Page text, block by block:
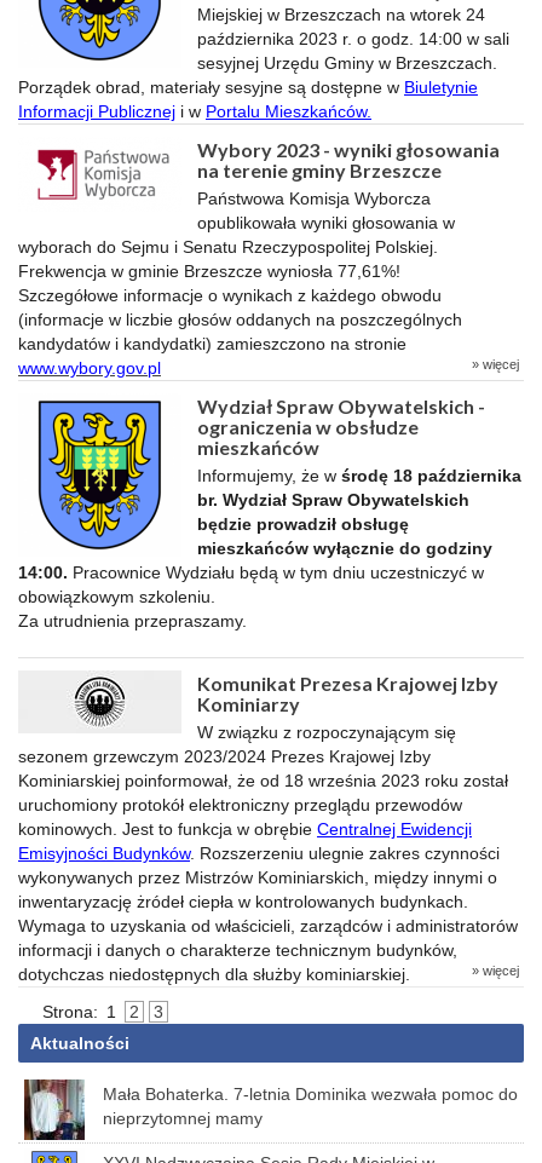
Miejskiej w Brzeszczach na wtorek 24
października 2023 r. o godz. 14:00 w sali
sesyjnej Urzędu Gminy w Brzeszczach.
Porządek obrad, materiały sesyjne są dostępne w Biuletynie
Informacji Publicznej i w Portalu Mieszkańców.
Wybory 2023 - wyniki głosowania
na terenie gminy Brzeszcze
Państwowa Komisja Wyborcza
opublikowała wyniki głosowania w
wyborach do Sejmu i Senatu Rzeczypospolitej Polskiej.
Frekwencja w gminie Brzeszcze wyniosła 77,61%!
Szczegółowe informacje o wynikach z każdego obwodu
(informacje w liczbie głosów oddanych na poszczególnych
kandydatów i kandydatki) zamieszczono na stronie
www.wybory.gov.pl
» więcej
Wydział Spraw Obywatelskich -
ograniczenia w obsłudze
mieszkańców
Informujemy, że wśrodę 18 października
br. Wydział Spraw Obywatelskich
będzie prowadził obsługę
mieszkańców wyłącznie do godziny
14:00. Pracownice Wydziału będą w tym dniu uczestniczyć w
obowiązkowym szkoleniu.
Za utrudnienia przepraszamy.
Komunikat Prezesa Krajowej Izby
Kominiarzy
W związku z rozpoczynającym się
sezonem grzewczym 2023/2024 Prezes Krajowej Izby
Kominiarskiej poinformował, że od 18 września 2023 roku został
uruchomiony protokół elektroniczny przeglądu przewodów
kominowych. Jest to funkcja w obrębie Centralnej Ewidencji
Emisyjności Budynków. Rozszerzeniu ulegnie zakres czynności
wykonywanych przez Mistrzów Kominiarskich, między innymi o
inwentaryzację żródeł ciepła w kontrolowanych budynkach.
Wymaga to uzyskania od właścicieli, zarządców i administratorów
informacji i danych o charakterze technicznym budynków,
dotychczas niedostępnych dla służby kominiarskiej.
» więcej
Strona: 1 2
3
Aktualności
Mała Bohaterka. 7-letnia Dominika wezwała pomoc do
nieprzytomnej mamy